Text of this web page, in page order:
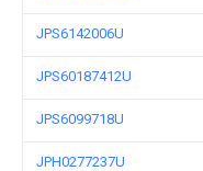
JPS6142006U
JPS60187412U
JPS6099718U
JPH0277237U